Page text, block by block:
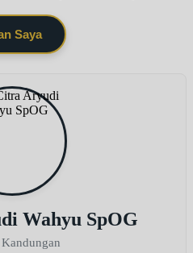
Saya
Wahyu SpOG